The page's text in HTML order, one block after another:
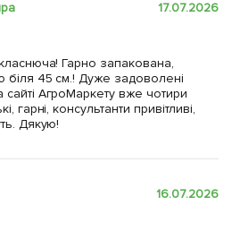
17.07.2026
Гарно запакована,
біля 45 см.! Дуже задоволені
АгроМаркету вже чотири
гарні, консультанти привітливі,
Дякую!
16.07.2026